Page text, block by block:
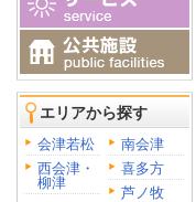
エリアから探す
会津若松
南会津
西会津・
柳津
喜多方
芦ノ牧